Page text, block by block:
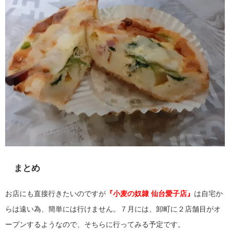
まとめ
お店にも直接行きたいのですが 『小麦の奴隷 仙台愛子店』 は自宅か
らは遠い為、簡単には行けません。７月には、卸町に２店舗目がオ
ープンするようなので、そちらに行ってみる予定です。